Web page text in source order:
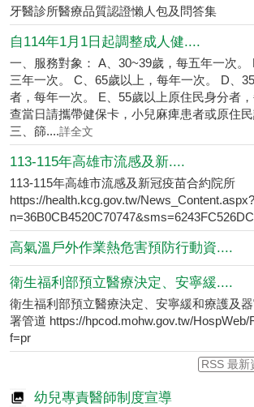
牙醫診所醫療品質認證懶人包及問答集
自114年1月1日起調整成人健....
一、服務對象： A、30~39歲，每五年一次。
三年一次。 C、65歲以上，每年一次。 D、
者，每年一次。 E、55歲以上原住民身分者
查當日請攜帶健保卡，小兒麻痺患者或原住民
三、篩....詳全文
113-115年高雄市流感及新....
113-115年高雄市流感及新冠疫苗合約院所
https://health.kcg.gov.tw/News_Content.aspx?
高氣溫戶外作業熱危害預防行動資....
衛生福利部預立醫療決定、安寧緩....
衛生福利部預立醫療決定、安寧緩和療護及
署管道 https://hpcod.mohw.gov.tw/HospWeb/
f=pr
RSS 最新
幼兒專責醫師制度宣導